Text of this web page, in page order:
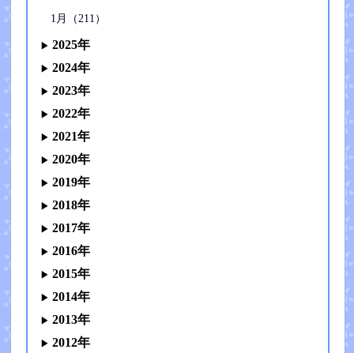
1月（211）
2025年
2024年
2023年
2022年
2021年
2020年
2019年
2018年
2017年
2016年
2015年
2014年
2013年
2012年